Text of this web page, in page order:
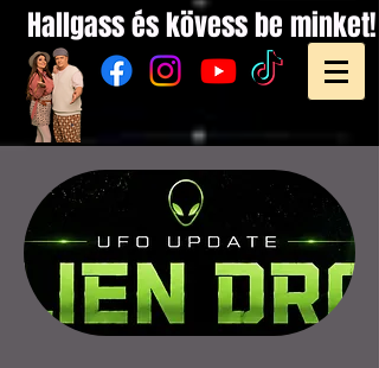
Hallgass éskövess be minket!